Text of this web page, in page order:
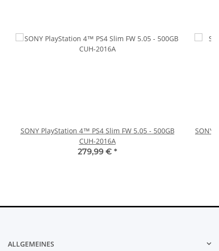
SONY PlayStation 4™ PS4 Slim FW 5.05 - 500GB
CUH-2016A
279,99 € *
SONY
ALLGEMEINES